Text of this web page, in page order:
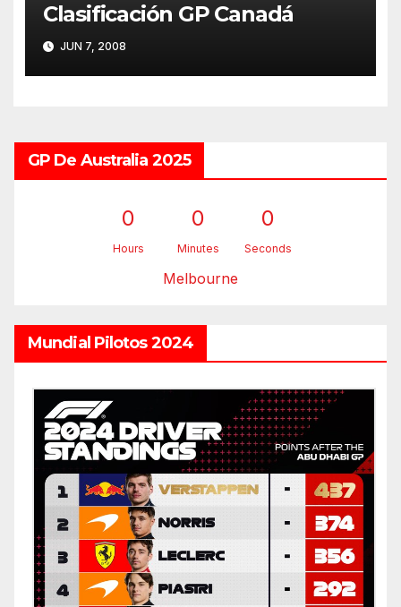
Clasificación GP Canadá
JUN 7, 2008
GP De Australia 2025
0
Hours
0
Minutes
0
Seconds
Melbourne
Mundial Pilotos 2024